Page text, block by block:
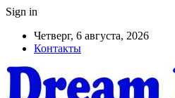
Sign in
Четверг, 6 августа, 2026
Контакты